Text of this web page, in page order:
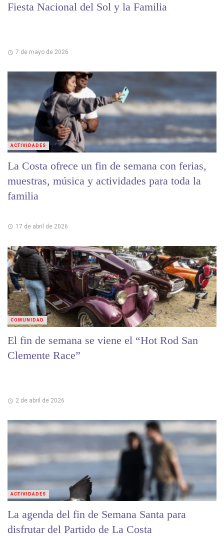
Fiesta Nacional del Sol y la Familia
7 de mayo de 2026
La Costa ofrece un fin de semana con ferias,
muestras, música y actividades para toda la
familia
17 de abril de 2026
ACTIVIDADES
El fin de semana se viene el “Hot Rod San
Clemente Race”
2 de abril de 2026
COMUNIDAD
La agenda del fin de Semana Santa para
disfrutar del Partido de La Costa
ACTIVIDADES